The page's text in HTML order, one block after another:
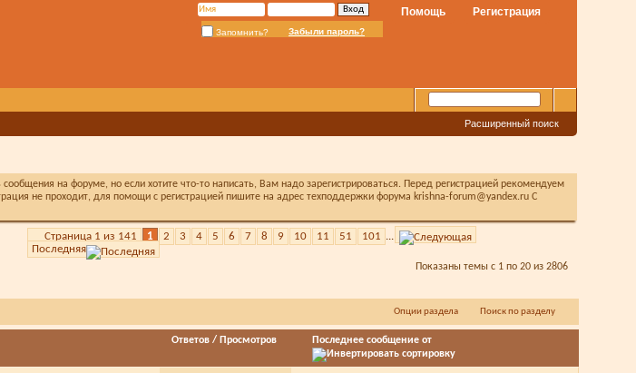
Регистрация
Помощь
Запомнить? Забыли пароль?
Расширенный поиск
на форуме, но если хотите что-то написать, Вам надо зарегистрироваться. Перед регистрацией рекомендуем
не проходит, для помощи с регистрацией пишите на адрес техподдержки форума krishna-forum@yandex.ru С
Страница 1 из 141 1 2 3 4 5 6 7 8 9 10 11 51 101 ...
Последняя
Показаны темы с 1 по 20 из 2806
Опции раздела Поиск по разделу
Ответов / Просмотров Последнее сообщение от